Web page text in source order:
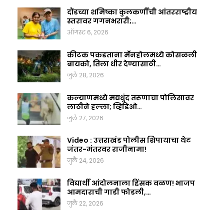
दौंडच्या शमिष्का कुलकर्णीची आंतरराष्ट्रीय
स्तरावर गगनभरारी;…
ऑगस्ट 6, 2026
कीटक पकडताना मॅनहोलमध्ये कोसळली
बायको, तिला धीर देण्यासाठी…
जुलै 28, 2026
कल्याणमध्ये मद्यधुंद तरूणाचा पोलिसावर
लाठीने हल्ला; व्हिडिओ…
जुलै 27, 2026
Video : उत्तराखंड पोलीस शिपायाचा थेट
जंतर-मंतरवर राजीनामा!
जुलै 24, 2026
विद्यार्थी आंदोलनाला हिंसक वळण! भाजप
आमदाराची गाडी फोडली,…
जुलै 22, 2026